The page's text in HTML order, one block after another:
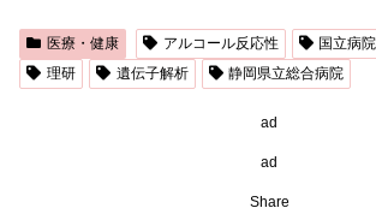
医療・健康 アルコール反応性 国立病
理研
遺伝子解析 静岡県立総合病院
ad
ad
Share